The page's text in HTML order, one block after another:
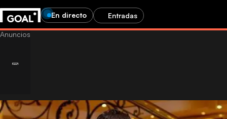
En directo Entradas